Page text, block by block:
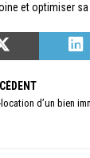
et optimiser
d’un bien